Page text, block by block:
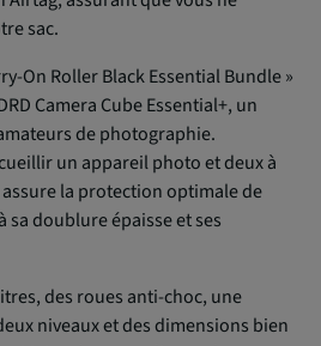
sac.
On Roller Black Essential Bundle »
Camera Cube Essential+, un
de photographie.
un appareil photo et deux à
la protection optimale de
doublure épaisse et ses
des roues anti-choc, une
niveaux et des dimensions bien